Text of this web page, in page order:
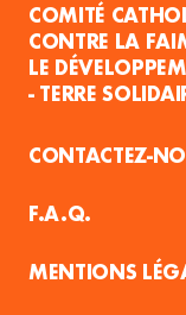
COMITÉ
CONTRE LA
LE
- TERRE
CONTACTEZ-
F.A.Q.
MENTIONS